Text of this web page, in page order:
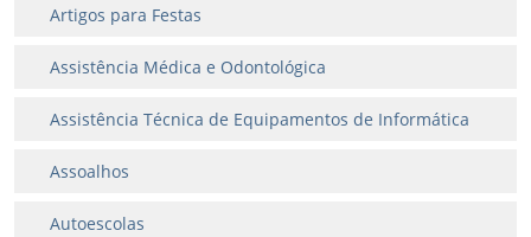
Artigos para Festas
Assistência Médica e Odontológica
Assistência Técnica de Equipamentos de Informática
Assoalhos
Autoescolas